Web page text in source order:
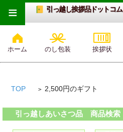
引っ越し挨拶品ドットコム
ホーム のし包装 挨拶状
≡
TOP > 2,500円のギフト
引っ越しあいさつ品 商品検索